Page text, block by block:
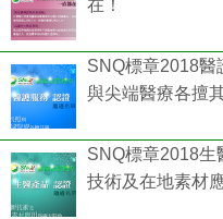
在！
SNQ標章2018醫
與尖端醫療各擅
SNQ標章2018生
技術及在地素材